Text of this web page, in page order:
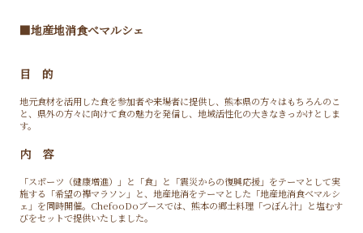
■地産地消食べマルシェ
目 的
地元食材を活用した食を参加者や来場者に提供し、熊本県の方々はもちろんのこ
と、県外の方々に向けて食の魅力を発信し、地域活性化の大きなきっかけとしま
す。
内 容
「スポーツ（健康増進）」と「食」と「震災からの復興応援」をテーマとして実
施する「希望の襷マラソン」と、地産地消をテーマとした「地産地消食べマルシ
ェ」を同時開催。ChefooDoブースでは、熊本の郷土料理「つぼん汁」と塩むす
びをセットで提供いたしました。